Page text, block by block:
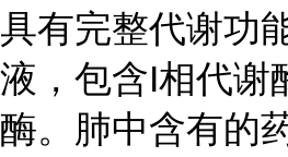
具有完整代谢功
液，包含I相代谢
酶。肺中含有的